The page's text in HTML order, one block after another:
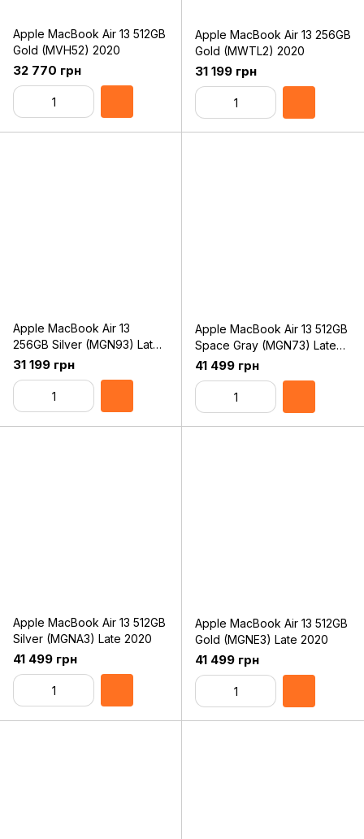
Apple MacBook Air 13 512GB
Gold (MVH52) 2020
32 770 грн
Apple MacBook Air 13 256GB
Gold (MWTL2) 2020
31 199 грн
Apple MacBook Air 13
256GB Silver (MGN93) Late
2020
31 199 грн
Apple MacBook Air 13 512GB
Space Gray (MGN73) Late
2020
41 499 грн
Apple MacBook Air 13 512GB
Silver (MGNA3) Late 2020
41 499 грн
Apple MacBook Air 13 512GB
Gold (MGNE3) Late 2020
41 499 грн